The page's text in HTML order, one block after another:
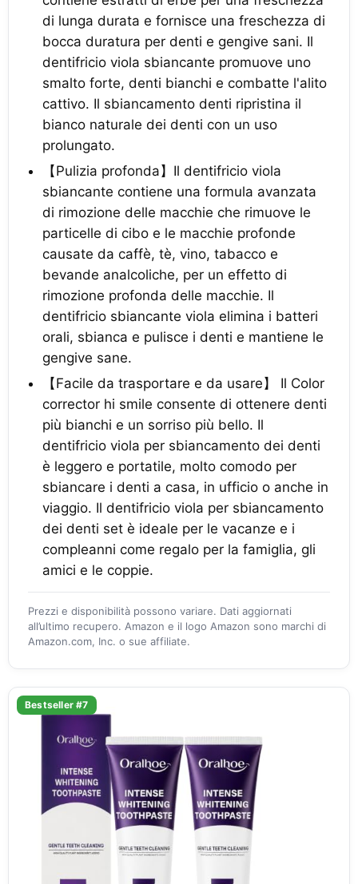
di lunga durata e fornisce una freschezza di
bocca duratura per denti e gengive sani. Il
dentifricio viola sbiancante promuove uno
smalto forte, denti bianchi e combatte l'alito
cattivo. Il sbiancamento denti ripristina il
bianco naturale dei denti con un uso
prolungato.
【Pulizia profonda】Il dentifricio viola
sbiancante contiene una formula avanzata
di rimozione delle macchie che rimuove le
particelle di cibo e le macchie profonde
causate da caffè, tè, vino, tabacco e
bevande analcoliche, per un effetto di
rimozione profonda delle macchie. Il
dentifricio sbiancante viola elimina i batteri
orali, sbianca e pulisce i denti e mantiene le
gengive sane.
【Facile da trasportare e da usare】 Il Color
corrector hi smile consente di ottenere denti
più bianchi e un sorriso più bello. Il
dentifricio viola per sbiancamento dei denti
è leggero e portatile, molto comodo per
sbiancare i denti a casa, in ufficio o anche in
viaggio. Il dentifricio viola per sbiancamento
dei denti set è ideale per le vacanze e i
compleanni come regalo per la famiglia, gli
amici e le coppie.
Prezzi e disponibilità possono variare. Dati aggiornati
all’ultimo recupero. Amazon e il logo Amazon sono marchi di
Amazon.com, Inc. o sue affiliate.
Bestseller #7